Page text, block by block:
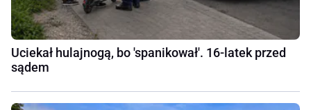
Uciekał hulajnogą, bo 'spanikował'. 16-latek przed
sądem